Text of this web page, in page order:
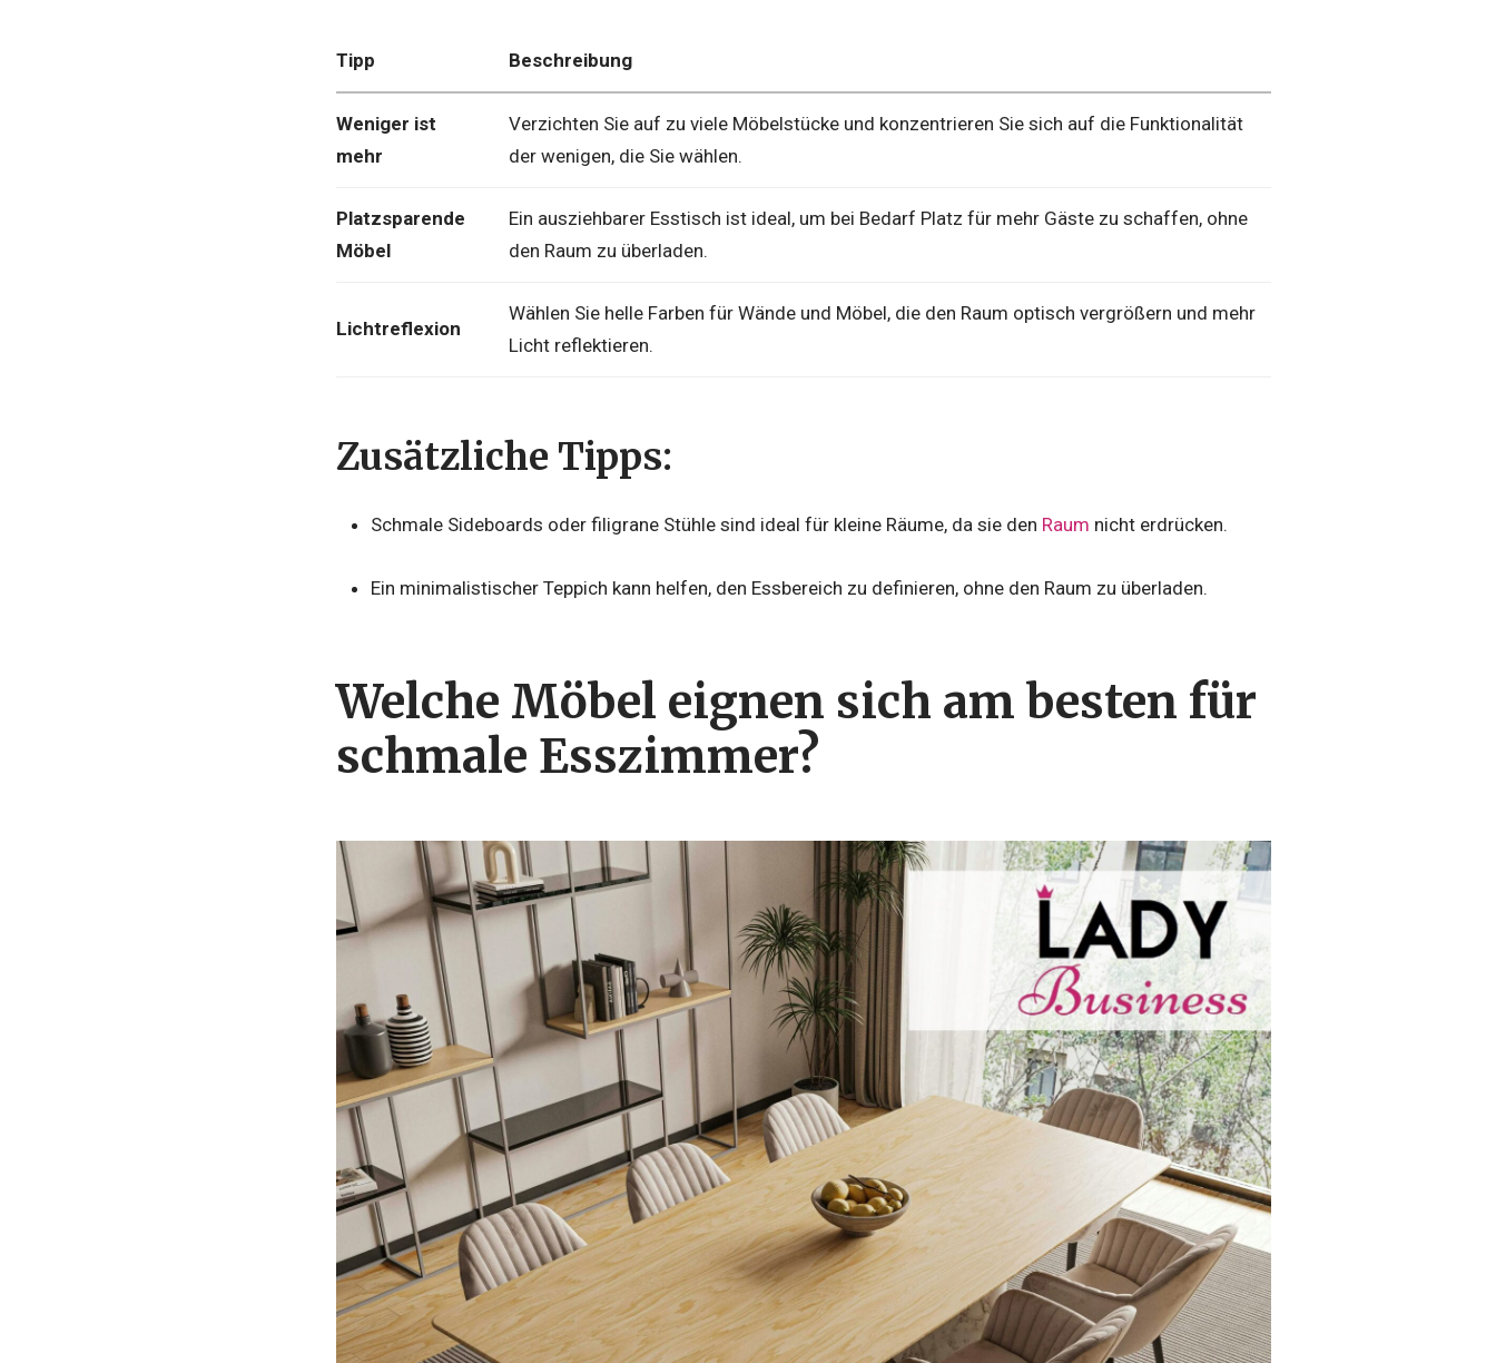
Tipp Beschreibung
Weniger ist
mehr
Verzichten Sie auf zu viele Möbelstücke und konzentrieren Sie sich auf die Funktionalität
der wenigen, die Sie wählen.
Platzsparende
Möbel
Ein ausziehbarer Esstisch ist ideal, um bei Bedarf Platz für mehr Gäste zu schaffen, ohne
den Raum zu überladen.
Lichtreflexion
Wählen Sie helle Farben für Wände und Möbel, die den Raum optisch vergrößern und mehr
Licht reflektieren.
Zusätzliche Tipps:
Schmale Sideboards oder filigrane Stühle sind ideal für kleine Räume, da sie den Raum nicht erdrücken.
Ein minimalistischer Teppich kann helfen, den Essbereich zu definieren, ohne den Raum zu überladen.
Welche Möbel eignen sich am besten für
schmale Esszimmer?